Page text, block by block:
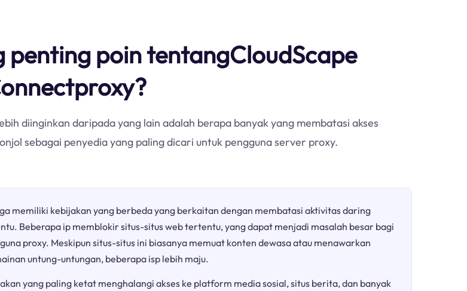
penting poin tentangCloudScape
diinginkan daripada yang lain adalah berapa banyak yang membatasi akses
sebagai penyedia yang paling dicari untuk pengguna server proxy.
memiliki kebijakan yang berbeda yang berkaitan dengan membatasi aktivitas daring
Beberapa ip memblokir situs-situs web tertentu, yang dapat menjadi masalah besar bagi
proxy. Meskipun situs-situs ini biasanya memuat konten dewasa atau menawarkan
untung-untungan, beberapa isp lebih maju.
yang paling ketat menghalangi akses ke platform media sosial, situs berita, dan banyak